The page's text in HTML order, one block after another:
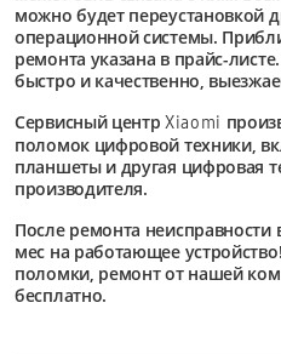
можно будет переустановкой
операционной системы.
ремонта указана в прайс-
быстро и качественно,
Сервисный центрXiaomi
поломок цифровой техники,
планшеты и другая цифровая
производителя.
После ремонта
мес на работающее
поломки, ремонт от нашей
бесплатно.